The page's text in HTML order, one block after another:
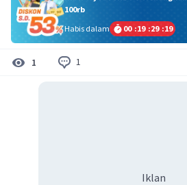
100rb
Habis dalam
00 :19 :29 :18
1 1
Iklan